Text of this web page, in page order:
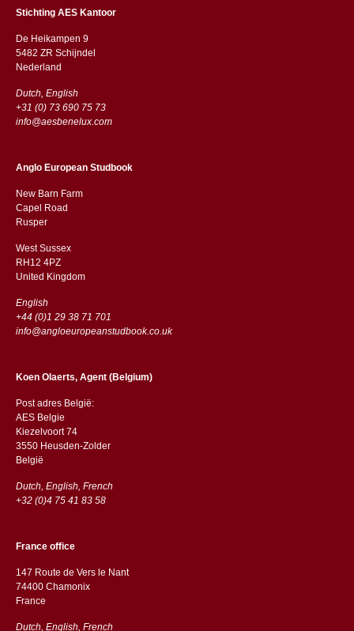
Stichting AES Kantoor
De Heikampen 9
5482 ZR Schijndel
​​Nederland
Dutch, English
+31 (0) 73 690 75 73
info@aesbenelux.com
Anglo European Studbook
New Barn Farm
Capel Road
​​Rusper
West Sussex
RH12 4PZ
​​United Kingdom
English
+44 (0)1 29 38 71 701
info@angloeuropeanstudbook.co.uk
Koen Olaerts, Agent (Belgium)
Post adres België:
AES Belgie
Kiezelvoort 74
3550 Heusden-Zolder
België
Dutch, English, French
+32 (0)4 75 41 83 58
France office
147 Route de Vers le Nant
74400 Chamonix
France
Dutch, English, French